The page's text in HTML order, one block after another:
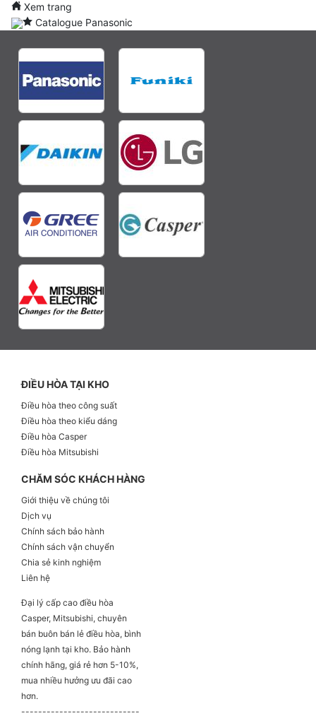
Xem trang
Catalogue Panasonic
ĐIỀU HÒA TẠI KHO
Điều hòa theo công suất
Điều hòa theo kiểu dáng
Điều hòa Casper
Điều hòa Mitsubishi
CHĂM SÓC KHÁCH HÀNG
Giới thiệu về chúng tôi
Dịch vụ
Chính sách bảo hành
Chính sách vận chuyển
Chia sẻ kinh nghiệm
Liên hệ
Đại lý cấp cao điều hòa
Casper, Mitsubishi, chuyên
bán buôn bán lẻ điều hòa, bình
nóng lạnh tại kho. Bảo hành
chính hãng, giá rẻ hơn 5-10%,
mua nhiều hưởng ưu đãi cao
hơn.
----------------------------